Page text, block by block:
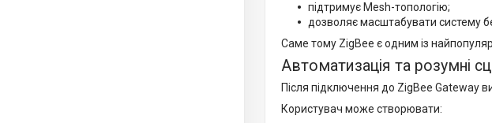
підтримує Mesh-топологію;
дозволяє масштабувати систему
Саме тому ZigBee є одним із
Автоматизація та розумні
Після підключення до ZigBee Gateway
Користувач може створювати: